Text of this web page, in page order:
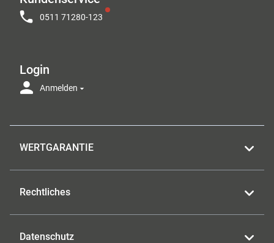
0511 71280-123
Login
Anmelden
WERTGARANTIE
Rechtliches
Datenschutz